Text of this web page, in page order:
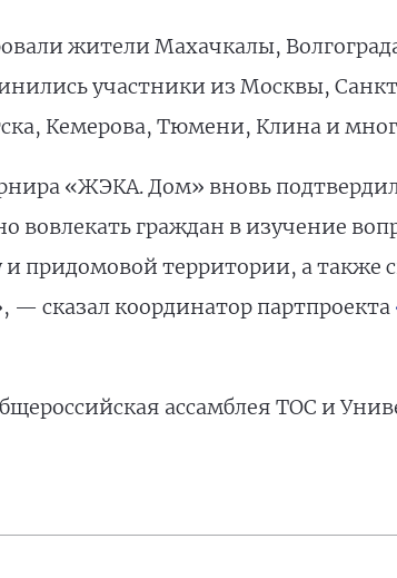
жители Махачкалы,
участники из Москвы,
Кемерова, Тюмени, Клина и
«ЖЭКА. Дом» вновь
граждан в изучение
придомовой территории, а также
— сказал координатор партпроекта
ассамблея ТОС и